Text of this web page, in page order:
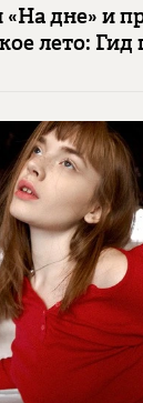
«На дне» и
лето: Гид